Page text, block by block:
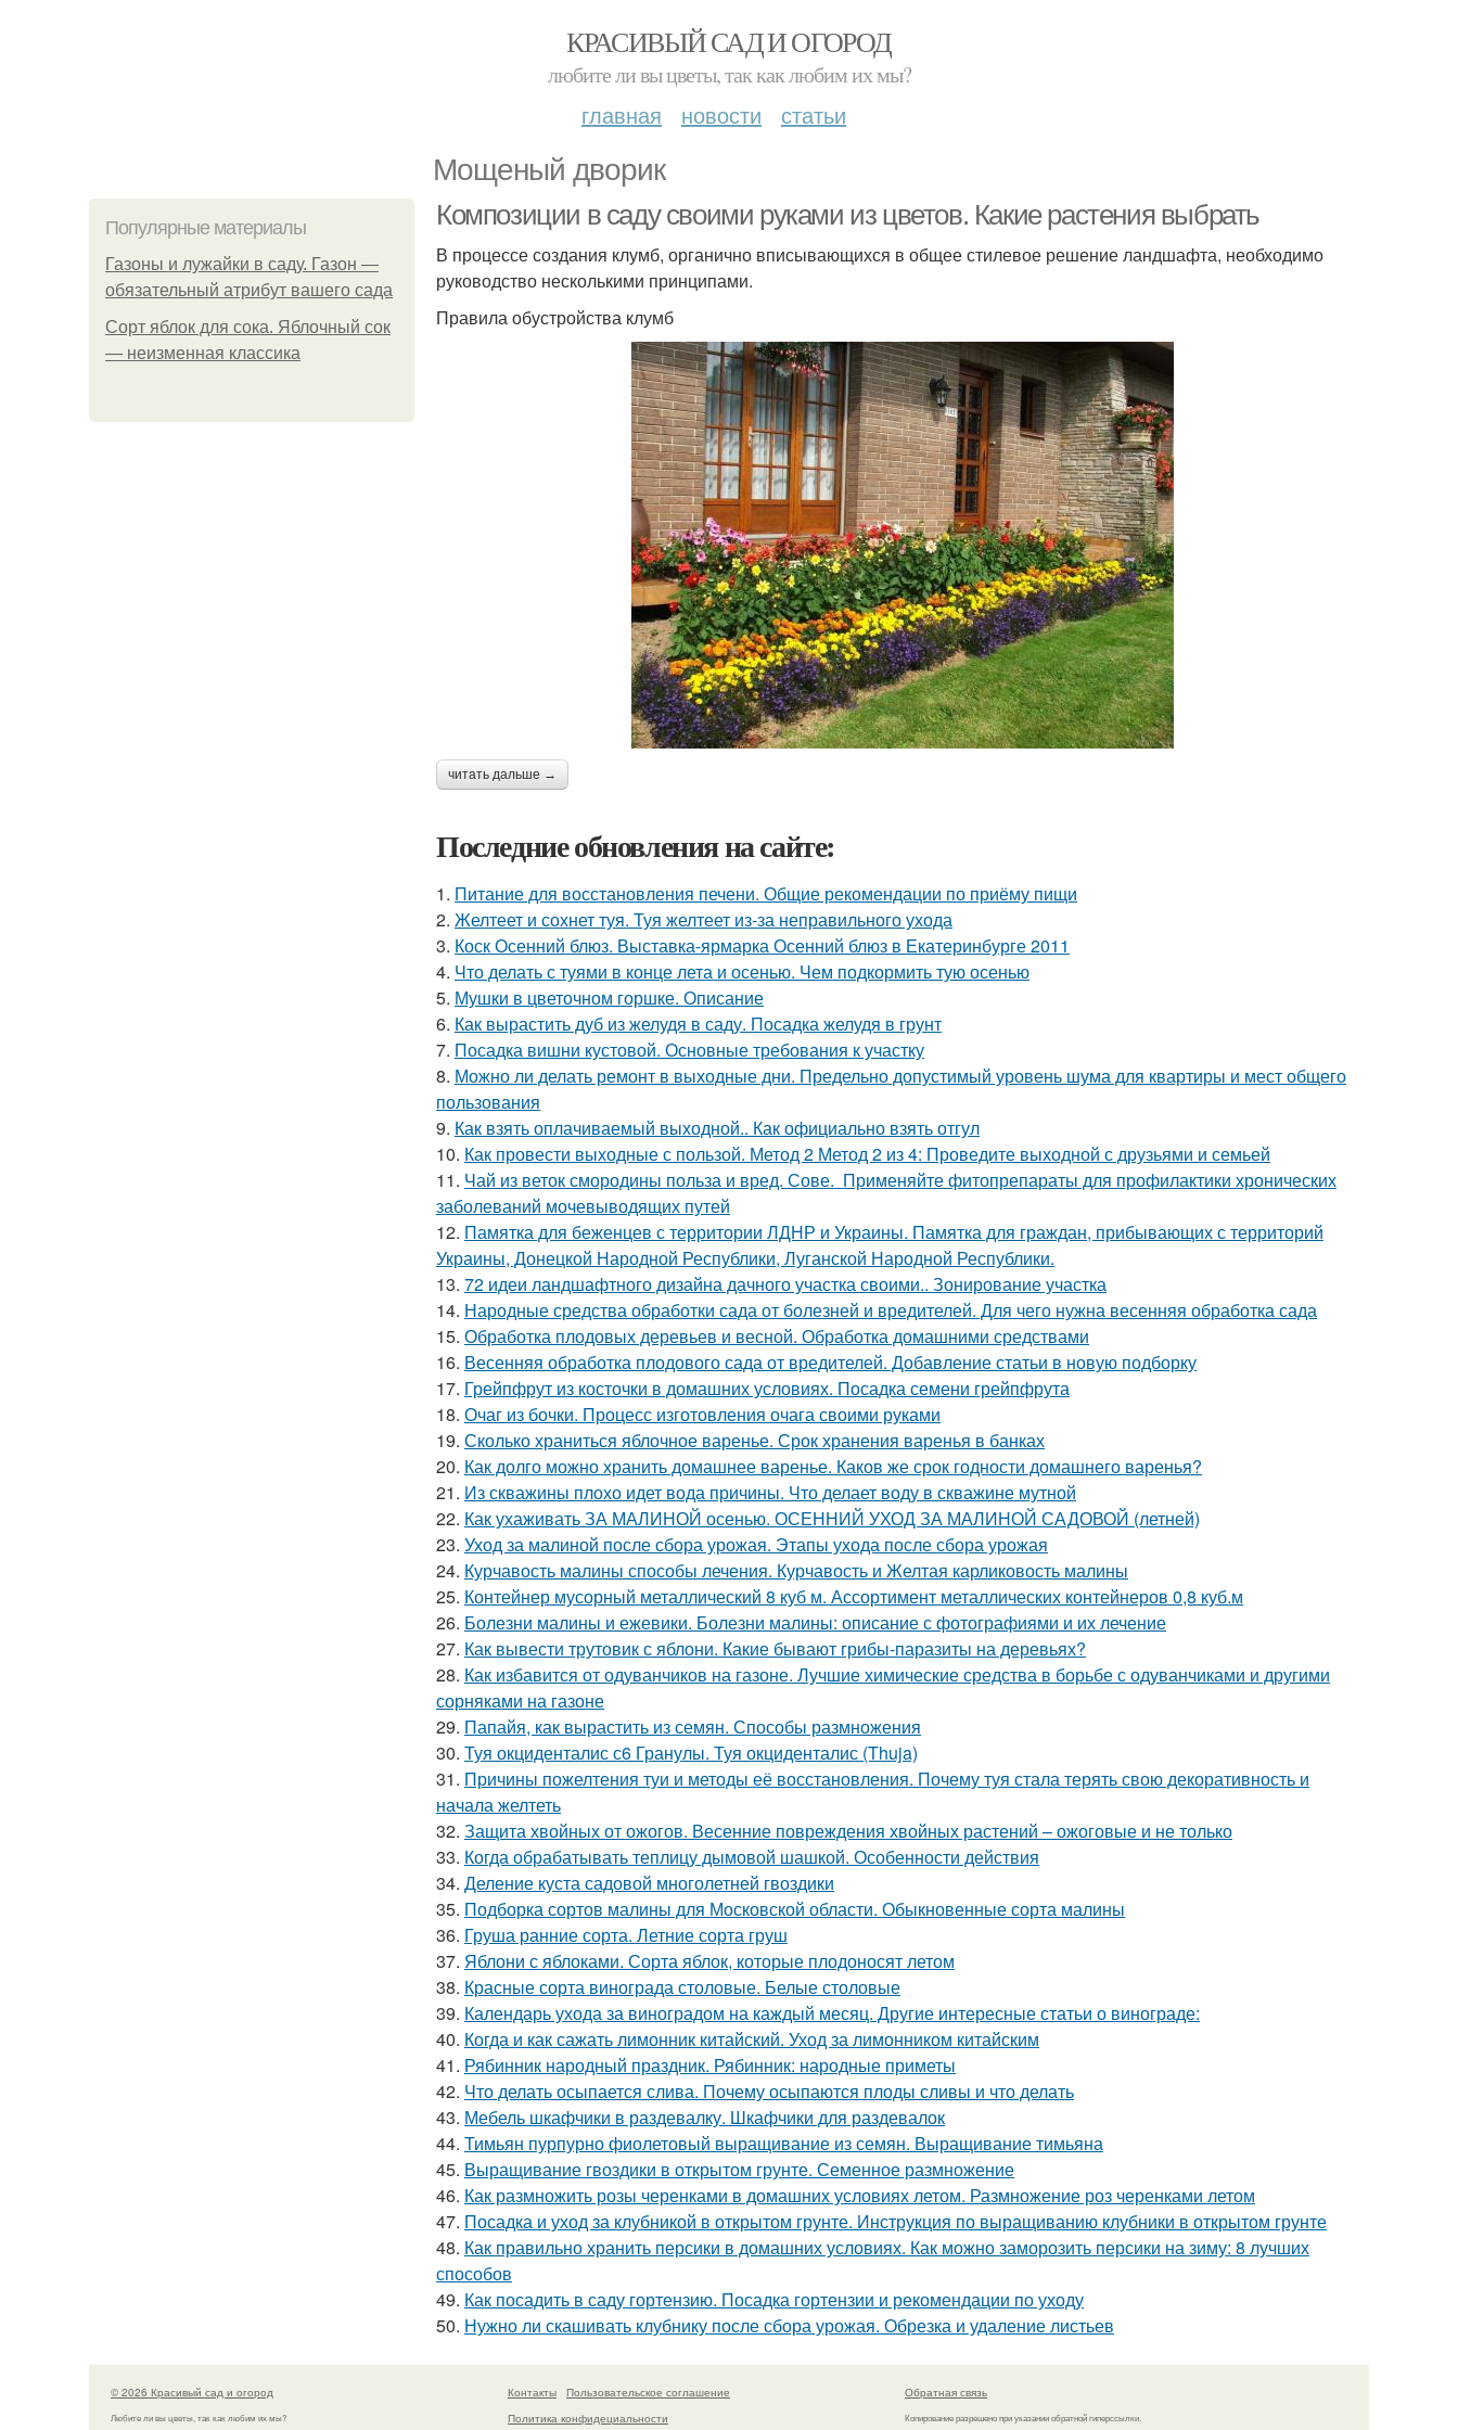
КРАСИВЫЙ САД И ОГОРОД
любите ли вы цветы, так как любим их мы?
главная новости статьи
Мощеный дворик
Популярные материалы
Газоны и лужайки в саду. Газон —
обязательный атрибут вашего сада
Сорт яблок для сока. Яблочный сок
— неизменная классика
Композиции в саду своими руками из цветов. Какие растения выбрать
В процессе создания клумб, органично вписывающихся в общее стилевое решение ландшафта, необходимо
руководство несколькими принципами.
Правила обустройства клумб
читать дальше →
Последние обновления на сайте:
1. Питание для восстановления печени. Общие рекомендации по приёму пищи
2. Желтеет и сохнет туя. Туя желтеет из-за неправильного ухода
3. Коск Осенний блюз. Выставка-ярмарка Осенний блюз в Екатеринбурге 2011
4. Что делать с туями в конце лета и осенью. Чем подкормить тую осенью
5. Мушки в цветочном горшке. Описание
6. Как вырастить дуб из желудя в саду. Посадка желудя в грунт
7. Посадка вишни кустовой. Основные требования к участку
8. Можно ли делать ремонт в выходные дни. Предельно допустимый уровень шума для квартиры и мест общего
пользования
9. Как взять оплачиваемый выходной.. Как официально взять отгул
10. Как провести выходные с пользой. Метод 2 Метод 2 из 4: Проведите выходной с друзьями и семьей
11. Чай из веток смородины польза и вред. Сове. Применяйте фитопрепараты для профилактики хронических
заболеваний мочевыводящих путей
12. Памятка для беженцев с территории ЛДНР и Украины. Памятка для граждан, прибывающих с территорий
Украины, Донецкой Народной Республики, Луганской Народной Республики.
13. 72 идеи ландшафтного дизайна дачного участка своими.. Зонирование участка
14. Народные средства обработки сада от болезней и вредителей. Для чего нужна весенняя обработка сада
15. Обработка плодовых деревьев и весной. Обработка домашними средствами
16. Весенняя обработка плодового сада от вредителей. Добавление статьи в новую подборку
17. Грейпфрут из косточки в домашних условиях. Посадка семени грейпфрута
18. Очаг из бочки. Процесс изготовления очага своими руками
19. Сколько храниться яблочное варенье. Срок хранения варенья в банках
20. Как долго можно хранить домашнее варенье. Каков же срок годности домашнего варенья?
21. Из скважины плохо идет вода причины. Что делает воду в скважине мутной
22. Как ухаживать ЗА МАЛИНОЙ осенью. ОСЕННИЙ УХОД ЗА МАЛИНОЙ САДОВОЙ (летней)
23. Уход за малиной после сбора урожая. Этапы ухода после сбора урожая
24. Курчавость малины способы лечения. Курчавость и Желтая карликовость малины
25. Контейнер мусорный металлический 8 куб м. Ассортимент металлических контейнеров 0,8 куб.м
26. Болезни малины и ежевики. Болезни малины: описание с фотографиями и их лечение
27. Как вывести трутовик с яблони. Какие бывают грибы-паразиты на деревьях?
28. Как избавится от одуванчиков на газоне. Лучшие химические средства в борьбе с одуванчиками и другими
сорняками на газоне
29. Папайя, как вырастить из семян. Способы размножения
30. Туя окциденталис с6 Гранулы. Туя окциденталис (Thuja)
31. Причины пожелтения туи и методы её восстановления. Почему туя стала терять свою декоративность и
начала желтеть
32. Защита хвойных от ожогов. Весенние повреждения хвойных растений – ожоговые и не только
33. Когда обрабатывать теплицу дымовой шашкой. Особенности действия
34. Деление куста садовой многолетней гвоздики
35. Подборка сортов малины для Московской области. Обыкновенные сорта малины
36. Груша ранние сорта. Летние сорта груш
37. Яблони с яблоками. Сорта яблок, которые плодоносят летом
38. Красные сорта винограда столовые. Белые столовые
39. Календарь ухода за виноградом на каждый месяц. Другие интересные статьи о винограде:
40. Когда и как сажать лимонник китайский. Уход за лимонником китайским
41. Рябинник народный праздник. Рябинник: народные приметы
42. Что делать осыпается слива. Почему осыпаются плоды сливы и что делать
43. Мебель шкафчики в раздевалку. Шкафчики для раздевалок
44. Тимьян пурпурно фиолетовый выращивание из семян. Выращивание тимьяна
45. Выращивание гвоздики в открытом грунте. Семенное размножение
46. Как размножить розы черенками в домашних условиях летом. Размножение роз черенками летом
47. Посадка и уход за клубникой в открытом грунте. Инструкция по выращиванию клубники в открытом грунте
48. Как правильно хранить персики в домашних условиях. Как можно заморозить персики на зиму: 8 лучших
способов
49. Как посадить в саду гортензию. Посадка гортензии и рекомендации по уходу
50. Нужно ли скашивать клубнику после сбора урожая. Обрезка и удаление листьев
© 2026 Красивый сад и огород
Любите ли вы цветы, так как любим их мы?
Контакты
Пользовательское соглашение
Политика конфидециальности
Обратная связь
Копирование разрешено при указании обратной гиперссылки.